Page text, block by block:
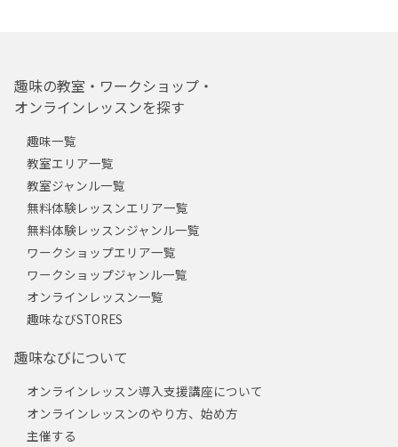
趣味の教室・ワークショップ・
オンラインレッスンを探す
趣味一覧
教室エリア一覧
教室ジャンル一覧
無料体験レッスンエリア一覧
無料体験レッスンジャンル一覧
ワークショップエリア一覧
ワークショップジャンル一覧
オンラインレッスン一覧
趣味なびSTORES
趣味なびについて
オンラインレッスン導入支援講座について
オンラインレッスンのやり方、始め方
主催する